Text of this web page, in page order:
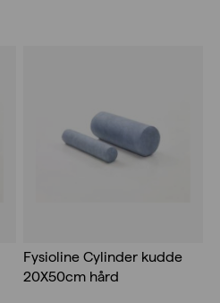
Fysioline Cylinder kudde
20X50cm hård